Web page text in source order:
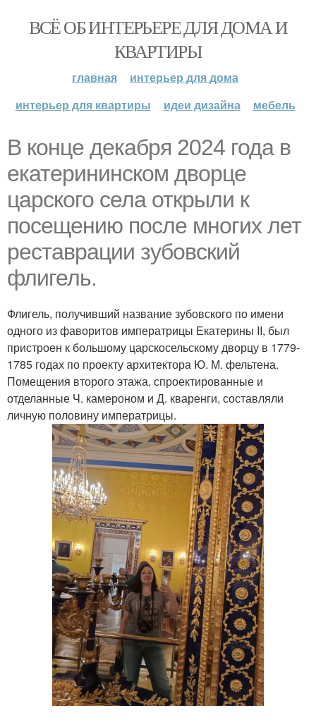
ВСЁ ОБ ИНТЕРЬЕРЕ ДЛЯ ДОМА И
КВАРТИРЫ
главная
интерьер для дома
интерьер для квартиры
идеи дизайна мебель
В конце декабря 2024 года в
екатерининском дворце
царского села открыли к
посещению после многих лет
реставрации зубовский
флигель.
Флигель, получивший название зубовского по имени
одного из фаворитов императрицы Екатерины II, был
пристроен к большому царскосельскому дворцу в 1779-
1785 годах по проекту архитектора Ю. М. фельтена.
Помещения второго этажа, спроектированные и
отделанные Ч. камероном и Д. кваренги, составляли
личную половину императрицы.